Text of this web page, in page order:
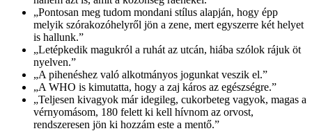
„Pontosan meg tudom mondani stílus alapján, hogy épp
melyik szórakozóhelyről jön a zene, mert egyszerre két helyet
is hallunk.”
„Letépkedik magukról a ruhát az utcán, hiába szólok rájuk öt
nyelven.”
„A pihenéshez való alkotmányos jogunkat veszik el.”
„A WHO is kimutatta, hogy a zaj káros az egészségre.”
„Teljesen kivagyok már idegileg, cukorbeteg vagyok, magas a
vérnyomásom, 180 felett ki kell hívnom az orvost,
rendszeresen jön ki hozzám este a mentő.”